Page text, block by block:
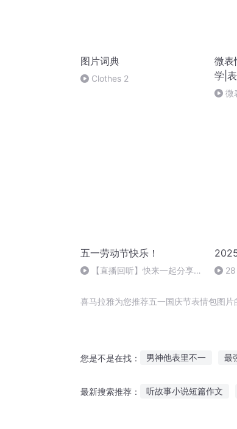
图片词典
Clothes 2
微表
学|
微
五一劳动节快乐！
【直播回听】快来一起分享快
喜马拉雅为您推荐五一国庆节表情包图
您是不是在找： 男神他表里不一 最
最新搜索推荐： 听故事小说短篇作文